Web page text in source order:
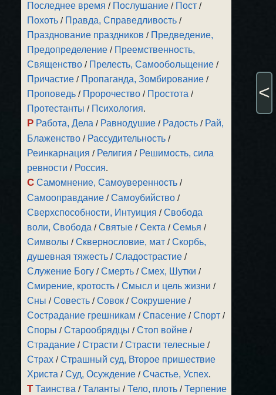
Последнее время / Послушание / Пост /
Похоть / Правда, Справедливость /
Празднование праздников / Предведение,
Предопределение / Преемственность,
Священство / Прелесть, Самообольщение /
Причастие / Пропаганда, Зомбирование /
Проповедь / Пророчество / Простота /
Протестанты / Психология.
Р Работа, Дела / Равнодушие / Радость / Рай,
Блаженство / Рассудительность /
Реинкарнация / Религия / Решимость, сила
ревности / Россия.
С Самомнение, Самоуверенность /
Самооправдание /Самоубийство /
Сверхспособности, Интуиция /Свобода
воли, Свобода /Святые /Секта /Семья /
Символы /Сквернословие, мат /Скорбь,
душевная тяжесть /Сладострастие /
Служение Богу /Смерть /Смех, Шутки /
Смирение, кротость /Смысл и цель жизни /
Сны /Совесть /Совок /Сокрушение /
Сострадание грешникам /Спасение /Спорт /
Споры /Старообрядцы /Стоп войне /
Страдание /Страсти /Страсти телесные /
Страх /Страшный суд, Второе пришествие
Христа /Суд, Осуждение /Счастье, Успех.
Т Таинства /Таланты /Тело, плоть /Терпение
<